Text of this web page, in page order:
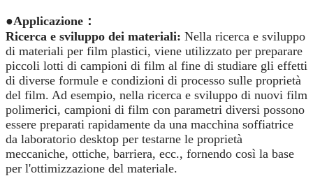
●Applicazione ：
Ricerca e sviluppo dei materiali: Nella ricerca e sviluppo
di materiali per film plastici, viene utilizzato per preparare
piccoli lotti di campioni di film al fine di studiare gli effetti
di diverse formule e condizioni di processo sulle proprietà
del film. Ad esempio, nella ricerca e sviluppo di nuovi film
polimerici, campioni di film con parametri diversi possono
essere preparati rapidamente da una macchina soffiatrice
da laboratorio desktop per testarne le proprietà
meccaniche, ottiche, barriera, ecc., fornendo così la base
per l'ottimizzazione del materiale.